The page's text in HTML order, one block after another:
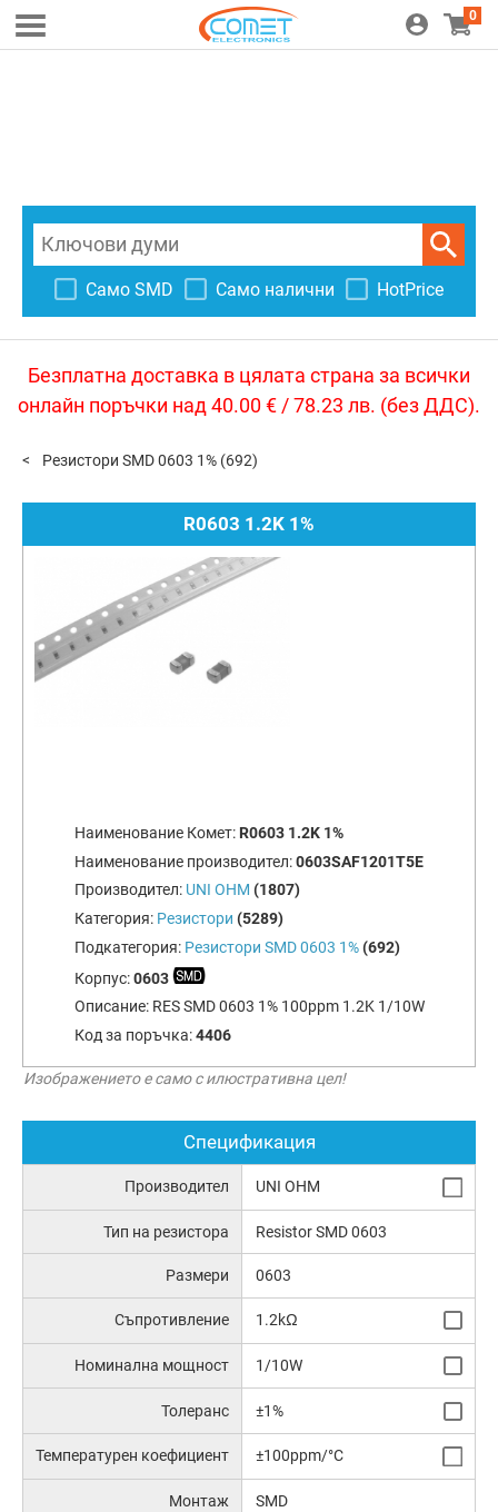
0
Само SMD Само налични HotPrice
Безплатна доставка в цялата страна за всички
онлайн поръчки над 40.00 € / 78.23 лв. (без ДДС).
Резистори SMD 0603 1% (692)
R0603 1.2K 1%
Наименование Комет: R0603 1.2K 1%
Наименование производител:0603SAF1201T5E
Производител: UNI OHM (1807)
Категория: Резистори (5289)
Подкатегория: Резистори SMD 0603 1% (692)
Корпус:0603
Описание: RES SMD 0603 1% 100ppm 1.2K 1/10W
Код за поръчка:4406
Изображението е само с илюстративна цел!
Спецификация
Производител UNI OHM
Тип на резистора Resistor SMD 0603
Размери 0603
Съпротивление 1.2kΩ
Номинална мощност 1/10W
Толеранс ±1%
Температурен коефициент ±100ppm/°C
Монтаж SMD